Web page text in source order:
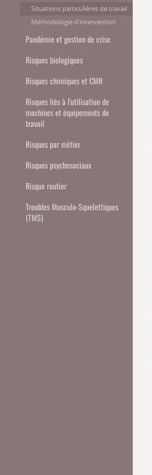
Situations particulières de travail
Méthodologie d'intervention
Pandémie et gestion de crise
Risques biologiques
Risques chimiques et CMR
Risques liés à l'utilisation de
machines et équipements de
travail
Risques par métier
Risques psychosociaux
Risque routier
Troubles Musculo-Squelettiques
(TMS)